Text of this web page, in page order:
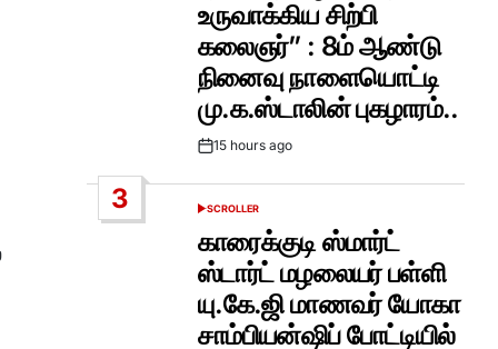
உருவாக்கிய சிற்பி
கலைஞர்” : 8ம் ஆண்டு
நினைவு நாளையொட்டி
மு.க.ஸ்டாலின் புகழாரம்..
Post15 hours ago
3
POSTED
SCROLLER
காரைக்குடி ஸ்மார்ட்
ஸ்டார்ட் மழலையர் பள்ளி
யு.கே.ஜி மாணவர் யோகா
சாம்பியன்ஷிப் போட்டியில்